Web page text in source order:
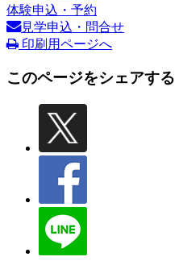
体験申込・予約
見学申込・問合せ
印刷用ページへ
このページをシェアする